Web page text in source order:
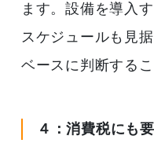
ます。設備を導入
スケジュールも見
ベースに判断する
４：消費税にも